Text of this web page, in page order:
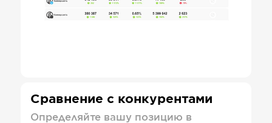
Сравнение с конкурентами
Определяйте вашу позицию в